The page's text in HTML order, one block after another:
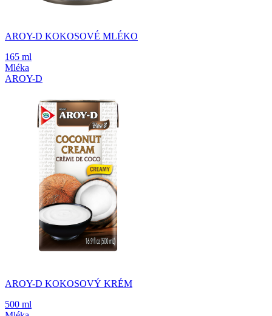
AROY-D KOKOSOVÉ MLÉKO
165 ml
Mléka
AROY-D
AROY-D KOKOSOVÝ KRÉM
500 ml